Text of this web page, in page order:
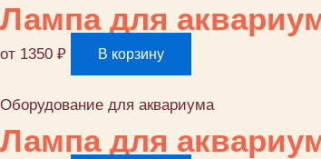
Лампа для
от 1350 ₽ В корзину
Оборудование для аквариума
Лампа для